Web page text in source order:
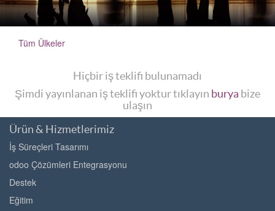
Tüm Ülkeler
Hiçbir iş teklifi bulunamadı
Şimdi yayınlanan iş teklifi yoktur tıklayın burya bize
ulaşın
Ürün & Hizmetlerimiz
İş Süreçleri Tasarımı
odoo Çözümleri Entegrasyonu
Destek
Eğitim